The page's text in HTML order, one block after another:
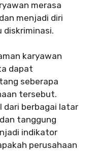
merasa
menjadi diri
karyawan
dapat
seberapa
tersebut.
dari berbagai latar
tanggung
indikator
perusahaan